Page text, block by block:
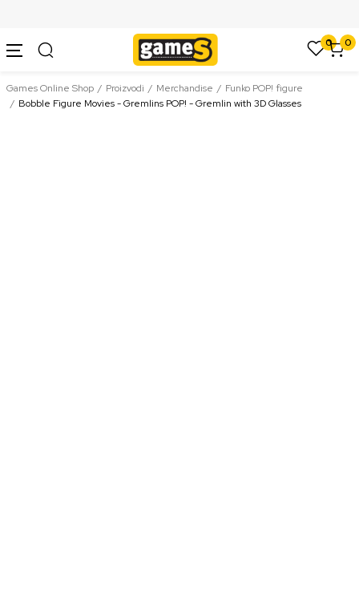
0 0
Games Online Shop Proizvodi Merchandise
Funko POP! figure
Bobble Figure Movies - Gremlins POP! - Gremlin with 3D Glasses